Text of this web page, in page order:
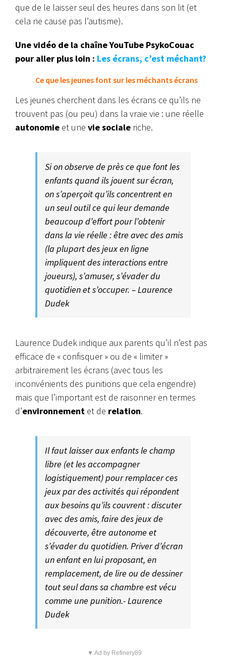
que de le laisser seul des heures dans son lit (et
cela ne cause pas l’autisme).
Une vidéo de la chaîne YouTube PsykoCouac
pour aller plus loin : Les écrans, c’est méchant?
Ce que les jeunes font sur les méchants écrans
Les jeunes cherchent dans les écrans ce qu’ils ne
trouvent pas (ou peu) dans la vraie vie : une réelle
autonomie et une vie sociale riche.
Si on observe de près ce que font les
enfants quand ils jouent sur écran,
on s’aperçoit qu’ils concentrent en
un seul outil ce qui leur demande
beaucoup d’effort pour l’obtenir
dans la vie réelle : être avec des amis
(la plupart des jeux en ligne
impliquent des interactions entre
joueurs), s’amuser, s’évader du
quotidien et s’occuper. – Laurence
Dudek
Laurence Dudek indique aux parents qu’il n’est pas
efficace de « confisquer » ou de « limiter »
arbitrairement les écrans (avec tous les
inconvénients des punitions que cela engendre)
mais que l’important est de raisonner en termes
d’environnement et de relation.
Il faut laisser aux enfants le champ
libre (et les accompagner
logistiquement) pour remplacer ces
jeux par des activités qui répondent
aux besoins qu’ils couvrent : discuter
avec des amis, faire des jeux de
découverte, être autonome et
s’évader du quotidien. Priver d’écran
un enfant en lui proposant, en
remplacement, de lire ou de dessiner
tout seul dans sa chambre est vécu
comme une punition.- Laurence
Dudek
▼ Ad by Refinery89